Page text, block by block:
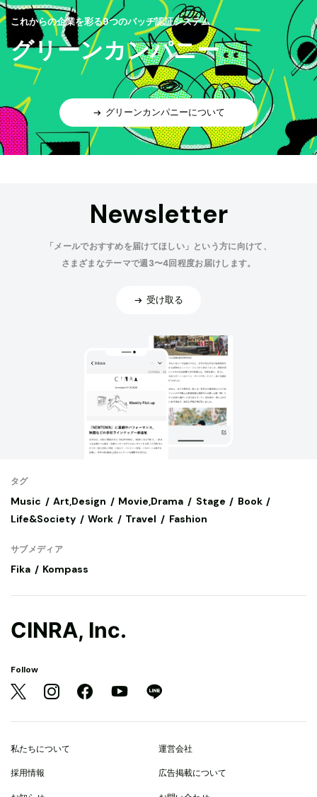
これからの企業を彩る9つのバッヂ認証システム
グリーンカンパニー
グリーンカンパニーについて
Newsletter
「メールでおすすめを届けてほしい」という方に向けて、
さまざまなテーマで週3〜4回程度お届けします。
受け取る
タグ
Music Art,Design Movie,Drama Stage
Book
Life&Society
Work Travel Fashion
サブメディア
Fika Kompass
CINRA, Inc.
Follow
私たちについて 運営会社
採用情報 広告掲載について